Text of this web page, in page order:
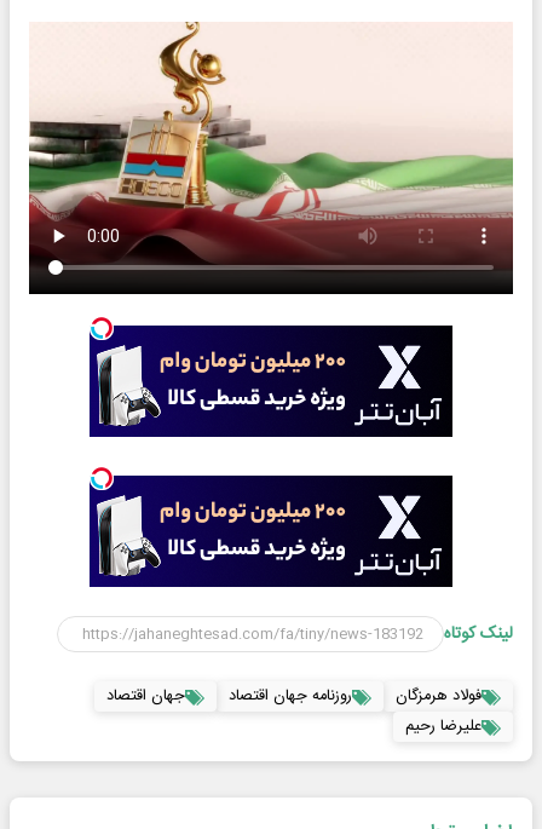
لینک کوتاه
فولاد هرمزگان روزنامه جهان اقتصاد
جهان اقتصاد
علیرضا رحیم